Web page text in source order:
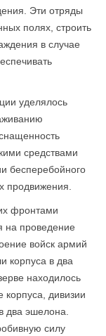
Эти отряды
полях, строить
в случае
уделялось
средствами
бесперебойного
продвижения.
фронтами
проведение
войск армий
корпуса в два
находилось
корпуса, дивизии
два эшелона.
силу